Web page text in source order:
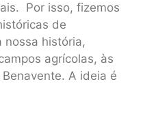
Por isso, fizemos
de
nossa história,
agrícolas, às
A ideia é